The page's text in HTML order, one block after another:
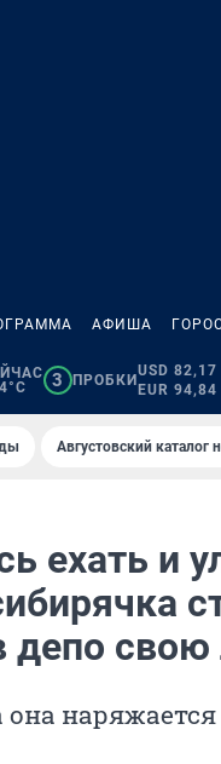
АФИША
3 ПРОБКИ
USD 82,17
EUR 94,84
Августовский каталог
ехать и
депо